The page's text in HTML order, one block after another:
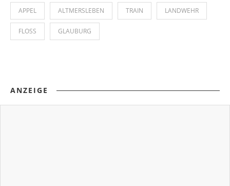
APPEL ALTMERSLEBEN TRAIN LANDWEHR
FLOSS GLAUBURG
ANZEIGE